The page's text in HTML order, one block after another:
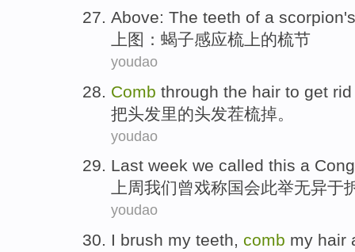
Above: The teeth of a scorpion
上图 ： 蝎子感应梳 上的梳节
youdao
Comb through the hair to get rid
把头发里的头发茬梳掉。
youdao
Last week we called this a
上周我们曾戏称国会此举无异于
youdao
I brush my teeth, comb my hair